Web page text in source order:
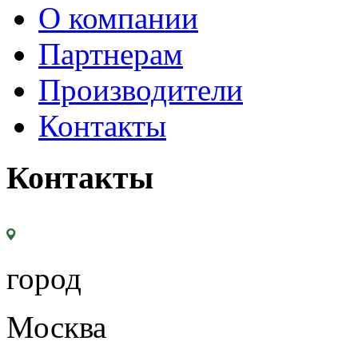
О компании
Партнерам
Производители
Контакты
Контакты
город
Москва